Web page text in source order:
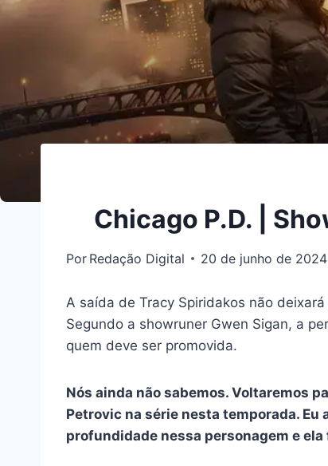
Chicago P.D. |
Por Redação Digital 20 de junho de 2024
A saída de Tracy Spiridakos não
Segundo a showruner Gwen Sigan, a
quem deve ser promovida.
Nós ainda não sabemos. Voltaremos
Petrovic na série nesta temporada.
profundidade nessa personagem e